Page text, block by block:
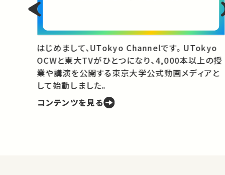
はじめまして、UTokyo Channelです。 UTokyo
OCWと東大TVがひとつになり、4,000本以上の授
業や講演を公開する東京大学公式動画メディアと
して始動しました。
コンテンツを見る